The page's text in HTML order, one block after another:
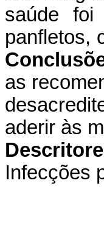
saúde
panfletos,
as
aderir às
Infecções